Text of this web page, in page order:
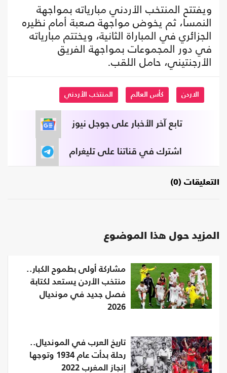
ويفتتح المنتخب الأردني مبارياته بمواجهة
النمسا، ثم يخوض مواجهة صعبة أمام نظيره
الجزائري في المباراة الثانية، ويختتم مبارياته
في دور المجموعات بمواجهة الفريق
الأرجنتيني، حامل اللقب.
الاردن كأس العالم المنتخب الأردني
تابع آخر الأخبار على جوجل نيوز
اشترك في قناتنا على تليغرام
التعليقات (0)
المزيد حول هذا الموضوع
مشاركة أولى بطموح الكبار..
منتخب الأردن يستعد لكتابة
فصل جديد في مونديال
2026
تاريخ العرب في المونديال..
رحلة بدأت عام 1934 وتوجها
إنجاز المغرب 2022